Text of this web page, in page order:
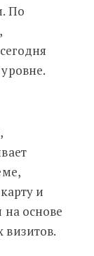
По
и
основе